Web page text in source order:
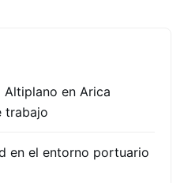
Altiplano en Arica
trabajo
en el entorno portuario